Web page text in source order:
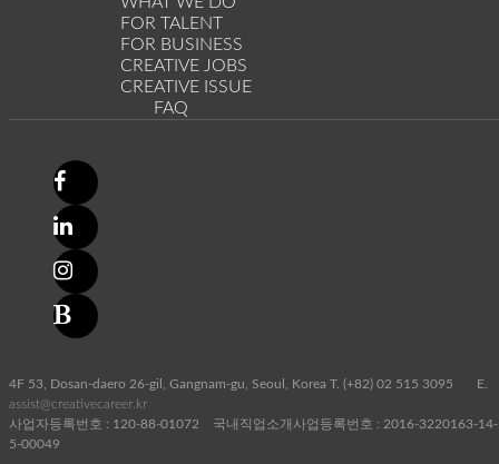
FOR TALENT
FOR BUSINESS
CREATIVE JOBS
CREATIVE ISSUE
FAQ
4F 53, Dosan-daero 26-gil, Gangnam-gu, Seoul, Korea T. (+82) 02 515 3095 E.
assist@creativecareer.kr
사업자등록번호 : 120-88-01072 국내직업소개사업등록번호 : 2016-3220163-14-
5-00049